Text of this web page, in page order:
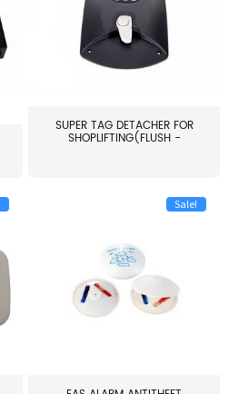
SUPER TAG DETACHER FOR
SHOPLIFTING(FLUSH -
Sale!